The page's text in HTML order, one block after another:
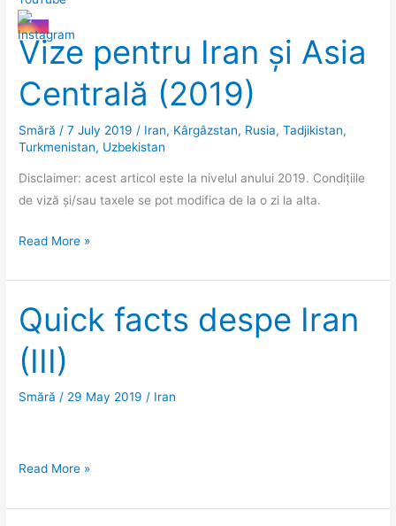
Vize pentru Iran și Asia
Centrală (2019)
Smără /7 July 2019 / Iran, Kârgâzstan, Rusia,Tadjikistan,
Turkmenistan, Uzbekistan
Disclaimer: acest articol este la nivelul anului 2019. Condițiile
de viză și/sau taxele se pot modifica de la o zi la alta.
Vize
Iran
și
Asia
Centrală
(2019)
Read More »
Quick facts despe Iran
(III)
Smără / 29 May 2019 / Iran
Quick
despe
Read More »